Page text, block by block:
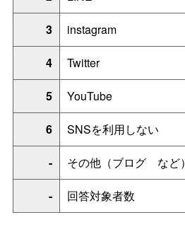
3 instagram
4 Twitter
5 YouTube
6 SNSを利用しない
- その他（ブログ など）
- 回答対象者数